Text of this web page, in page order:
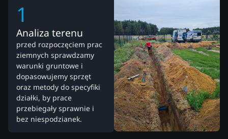
1
Analiza terenu
przed rozpoczęciem prac
ziemnych sprawdzamy
warunki gruntowe i
dopasowujemy sprzęt
oraz metody do specyfiki
działki, by prace
przebiegały sprawnie i
bez niespodzianek.